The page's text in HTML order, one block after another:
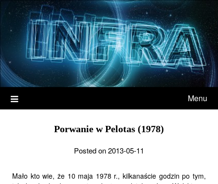
Menu
Porwanie w Pelotas (1978)
Posted on 2013-05-11
Mało kto wie, że 10 maja 1978 r., kilkanaście godzin po tym,